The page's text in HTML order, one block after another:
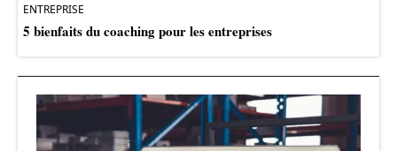
ENTREPRISE
5 bienfaits du coaching pour les entreprises